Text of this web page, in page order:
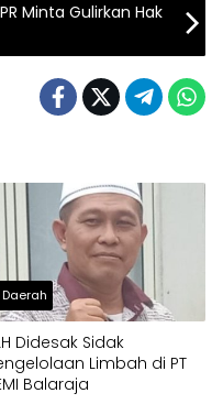
Minta Gulirkan Hak
Daerah
Didesak Sidak
Limbah di PT
Balaraja